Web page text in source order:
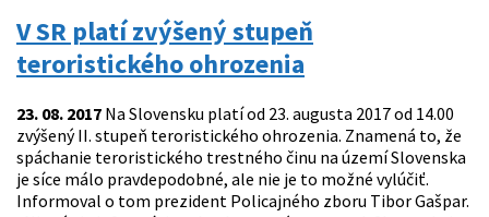
V SR platí zvýšený stupeň
teroristického ohrozenia
23. 08. 2017 Na Slovensku platí od 23. augusta 2017 od 14.00
zvýšený II. stupeň teroristického ohrozenia. Znamená to, že
spáchanie teroristického trestného činu na území Slovenska
je síce málo pravdepodobné, ale nie je to možné vylúčiť.
Informoval o tom prezident Policajného zboru Tibor Gašpar.